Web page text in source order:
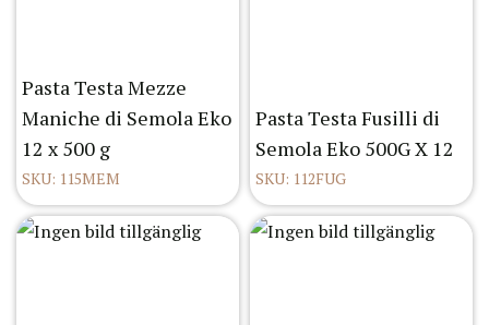
Pasta Testa Mezze
Maniche di Semola Eko
12 x 500 g
SKU: 115MEM
Pasta Testa Fusilli di
Semola Eko 500G X 12
SKU: 112FUG